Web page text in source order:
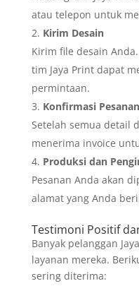
atau telepon untuk
Kirim Desain
Kirim file desain
tim Jaya Print dapat
permintaan.
Konfirmasi Pesanan
Setelah semua detail
menerima invoice
Produksi dan
Pesanan Anda akan
alamat yang Anda
Testimoni Positif
Banyak pelanggan
layanan mereka.
sering diterima: